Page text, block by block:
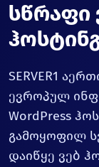
სწრაფი
SERVER1
ევროპულ
WordPress
გამოყოფილ
დაიწყე ვებ